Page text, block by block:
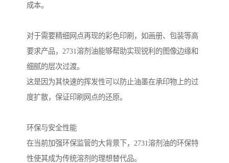
成本。
对于需要精细网点再现的彩色印刷，如画册、包装等高
要求产品，2731溶剂油能够帮助实现锐利的图像边缘和
细腻的层次过渡。
这是因为其快速的挥发性可以防止油墨在承印物上的过
度扩散，保证印刷网点的还原。
环保与安全性能
在当前加强环保监管的大背景下，2731溶剂油的环保特
性使其成为传统溶剂的理想替代品。